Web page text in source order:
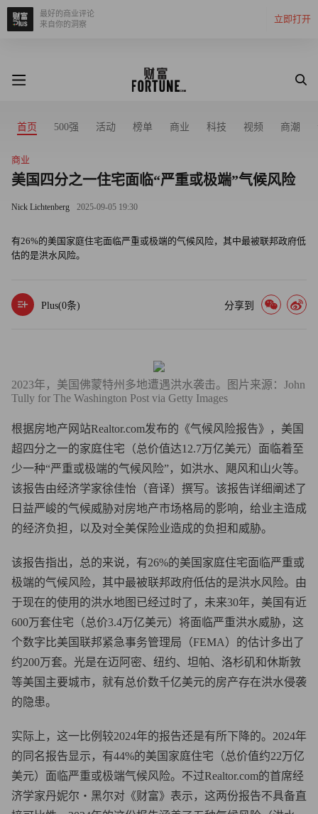
立即打开
最好的商业评论
来自你的洞察
首页 500强 活动 榜单 商业 科技 视频 商潮
商业
美国四分之一住宅面临“严重或极端”气候风险
Nick Lichtenberg 2025-09-05 19:30
有26%的美国家庭住宅面临严重或极端的气候风险，其中最被联邦政府低
估的是洪水风险。
Plus(0条) 分享到
2023年，美国佛蒙特州多地遭遇洪水袭击。图片来源：John
Tully for The Washington Post via Getty Images
根据房地产网站Realtor.com发布的《气候风险报告》，美国
超四分之一的家庭住宅（总价值达12.7万亿美元）面临着至
少一种“严重或极端的气候风险”，如洪水、飓风和山火等。
该报告由经济学家徐佳怡（音译）撰写。该报告详细阐述了
日益严峻的气候威胁对房地产市场格局的影响，给业主造成
的经济负担，以及对全美保险业造成的负担和威胁。
该报告指出，总的来说，有26%的美国家庭住宅面临严重或
极端的气候风险，其中最被联邦政府低估的是洪水风险。由
于现在的使用的洪水地图已经过时了，未来30年，美国有近
600万套住宅（总价3.4万亿美元）将面临严重洪水威胁，这
个数字比美国联邦紧急事务管理局（FEMA）的估计多出了
约200万套。光是在迈阿密、纽约、坦帕、洛杉矶和休斯敦
等美国主要城市，就有总价数千亿美元的房产存在洪水侵袭
的隐患。
实际上，这一比例较2024年的报告还是有所下降的。2024年
的同名报告显示，有44%的美国家庭住宅（总价值约22万亿
美元）面临严重或极端气候风险。不过Realtor.com的首席经
济学家丹妮尔・黑尔对《财富》表示，这两份报告不具备直